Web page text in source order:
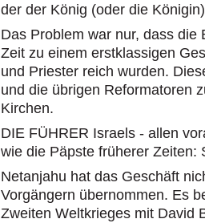
der der König (oder die
Das Problem war nur, dass
Zeit zu einem erstklassigen
und Priester reich wurden.
und die übrigen Reformatoren
Kirchen.
DIE FÜHRER Israels - allen
wie die Päpste früherer Zeiten:
Netanjahu hat das Geschäft
Vorgängern übernommen. Es
Zweiten Weltkrieges mit David